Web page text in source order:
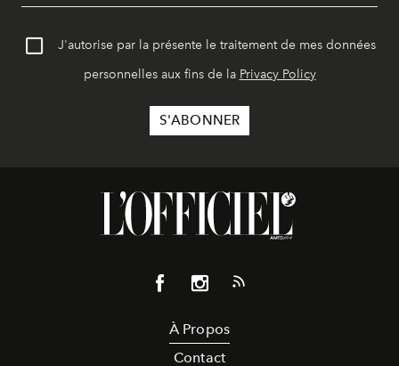
J'autorise par la présente le traitement de mes données
personnelles aux fins de la Privacy Policy
À Propos
Contact